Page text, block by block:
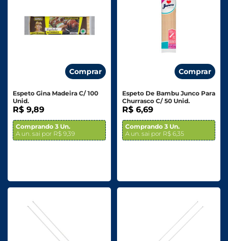
Comprar
Espeto Gina Madeira C/ 100
Unid.
R$ 9,89
Comprando 3 Un.
A un. sai por R$ 9,39
Comprar
Espeto De Bambu Junco Para
Churrasco C/ 50 Unid.
R$ 6,69
Comprando 3 Un.
A un. sai por R$ 6,35